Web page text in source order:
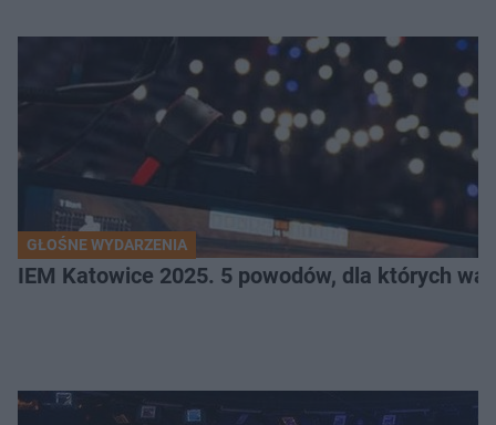
GŁOŚNE WYDARZENIA
IEM Katowice 2025. 5 powodów, dla których